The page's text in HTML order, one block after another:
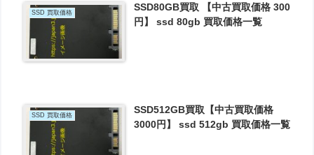
SSD 買取価格
SSD80GB買取 【中古買取価格 300
円】 ssd 80gb 買取価格一覧
SSD 買取価格
SSD512GB買取【中古買取価格
3000円】 ssd 512gb 買取価格一覧